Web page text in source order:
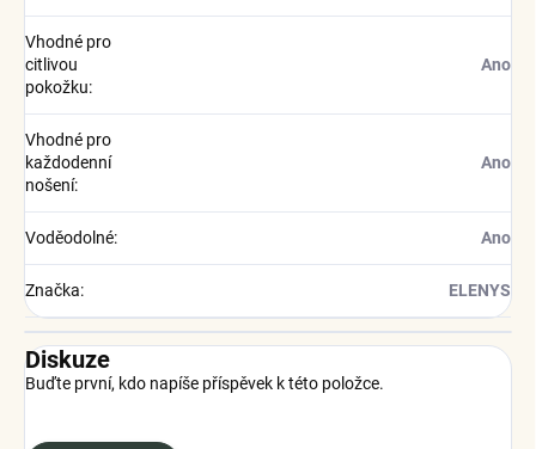
Vhodné pro
citlivou
pokožku:
Ano
Vhodné pro
každodenní
nošení:
Ano
Voděodolné: Ano
Značka: ELENYS
Diskuze
Buďte první, kdo napíše příspěvek k této položce.